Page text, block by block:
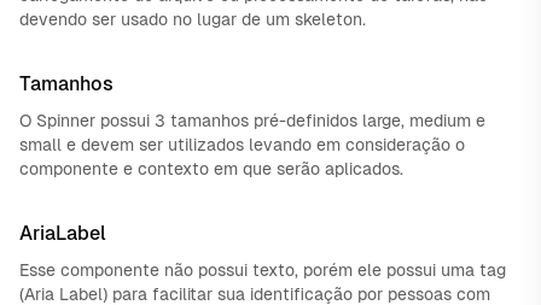
devendo ser usado no lugar de um skeleton.
Tamanhos
O Spinner possui 3 tamanhos pré-definidos large, medium e
small e devem ser utilizados levando em consideração o
componente e contexto em que serão aplicados.
AriaLabel
Esse componente não possui texto, porém ele possui uma tag
(Aria Label) para facilitar sua identificação por pessoas com